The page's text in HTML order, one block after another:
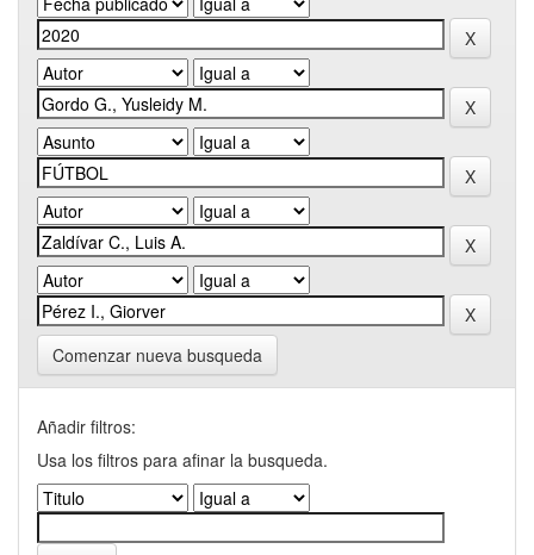
Comenzar nueva busqueda
Añadir filtros:
Usa los filtros para afinar la busqueda.